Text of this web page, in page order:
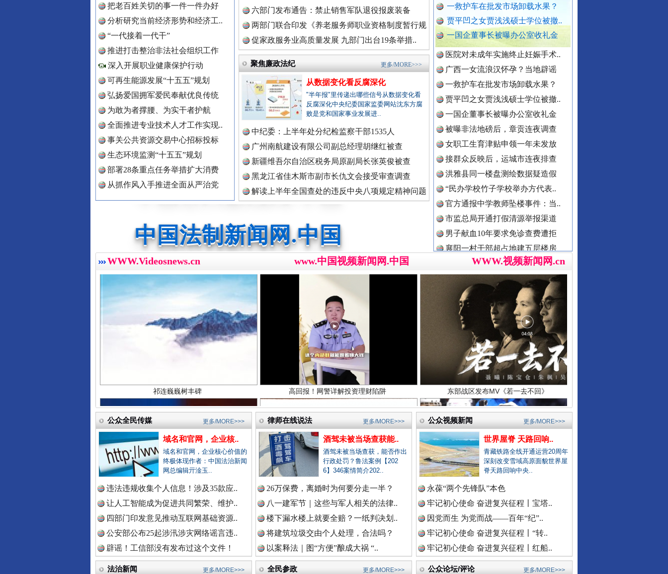
一救护车在批发市场卸载水果？
贾平凹之女贾浅浅硕士学位被撤..
一国企董事长被曝办公室收礼金
官方通报“楼盘雕花侵权LV被起..
医院对未成年实施终止妊娠手术..
广西一女流浪汉怀孕？当地辟谣
一救护车在批发市场卸载水果？
贾平凹之女贾浅浅硕士学位被撤..
一国企董事长被曝办公室收礼金
被曝非法地磅后，章贡连夜调查
女职工生育津贴申领一年未发放
接群众反映后，运城市连夜排查
洪雅县同一楼盘测绘数据疑造假
“民办学校竹子学校举办方代表..
官方通报中学教师坠楼事件：当..
市监总局开通打假清源举报渠道
男子献血10年要求免诊查费遭拒
襄阳一村干部超占地建五层楼房
西北大学通报“教师贾某某涉嫌..
郴州市通报烟花零售店燃爆事件
不准学生带手纸入厕？教委回应
湖南卫健委通报“研究生失联”
县委书记在评论区回复网友诉求
居民在农业农村局上厕所遭辱骂
公立医院医生未完成创收被待岗..
郏县通报"15岁女孩被当街暴打"..
宁波通报患儿术后离世医疗事件
襄阳多家精神病医院被曝骗医保
成都成华区深夜通报"非遗"乱象..
官方通报国企董事长打人被拘
找国土所所长办事被借68万元？
公务员考生笔试面试第一落选？
中标公告套网络人名，湖北通报
南宁通报“一教师脚踢小学生”
周知！公安部这个举报平台上线..
村民“从小被父母砍手割耳”？
民警走访吓得家里老人欲轻生？
安徽颍上县红星镇发布道歉声明
医院弄错CT女子被误诊“绝症”
驾车致4死,审理时开贫困证明？
濉溪县通报黑臭水体流入农灌区
把老百姓关切的事一件一件办好
分析研究当前经济形势和经济工..
“一代接着一代干”
推进打击整治非法社会组织工作
深入开展职业健康保护行动
可再生能源发展“十五五”规划
弘扬爱国拥军爱民奉献优良传统
为敢为者撑腰、为实干者护航
全面推进专业技术人才工作实现..
事关公共资源交易中心招标投标
生态环境监测“十五五”规划
部署28条重点任务举措扩大消费
从抓作风入手推进全面从严治党
布
六部门发布通告：禁止销售军队退役报废装备
两部门联合印发《养老服务师职业资格制度暂行规
定》
促家政服务业高质量发展 九部门出台19条举措..
聚焦廉政法纪
从数据变化看反腐深化
"半年报"里传递出哪些信号从数据变化看
反腐深化中央纪委国家监委网站沈东方腐
败是党和国家事业发展进..
中纪委：上半年处分纪检监察干部1535人
广州南航建设有限公司副总经理胡继红被查
新疆维吾尔自治区税务局原副局长张英俊被查
黑龙江省佳木斯市副市长仇文会接受审查调查
解读上半年全国查处的违反中央八项规定精神问题
更多/MORE>>>
中国全民新闻网.中国
中国公众新闻网.中国
中国公民新闻网.中国
中国公共新闻网.中国
中国法制新闻网.中国
中国法治新闻网.中国
中国法院新闻网.中国
中国检察新闻网.中国
中国医药新闻网.中国
中国企业新闻网.中国
中国农业新闻网.中国
中国视频新闻网.中国
WWW.Videosnews.cn www.中国视频新闻网.中国 WWW.视频新闻网.cn
红船起航处 潮起向未来 广州首例，负责人莫某某被刑拘 导游发烟没安好心
三年瞒报超千万 隐匿收入偷税被查处.. “道具工厂”背后 总书记心中的头等大事
祁连巍巍树丰碑 高回报！网警详解投资理财陷阱 东部战区发布MV《若一去不回》
一枚“钉子”竟然扎入要害部门 生态调度“流量密码” 总书记与全民健身的故事
公众全民传媒
域名和官网，企业核..
域名和官网，企业核心价值的
终极体现作者：中国法治新闻
网总编辑亓淦玉..
违法违规收集个人信息！涉及35款应..
让人工智能成为促进共同繁荣、维护..
四部门印发意见推动互联网基础资源..
公安部公布25起涉汛涉灾网络谣言违..
辟谣！工信部没有发布过这个文件！
更多/MORE>>> 律师在线说法
酒驾未被当场查获能..
酒驾未被当场查获，能否作出
行政处罚？鲁法案例【202
6】346案情简介202..
26万保费，离婚时为何要分走一半？
八一建军节｜这些与军人相关的法律..
楼下漏水楼上就要全赔？一纸判决划..
将建筑垃圾交由个人处理，合法吗？
以案释法｜图“方便”酿成大祸 “..
更多/MORE>>> 公众视频新闻
世界屋脊 天路回响..
青藏铁路全线开通运营20周年
深刻改变雪域高原面貌世界屋
脊天路回响中央..
永葆“两个先锋队”本色
牢记初心使命 奋进复兴征程丨宝塔..
因党而生 为党而战——百年“纪”..
牢记初心使命 奋进复兴征程丨“转..
牢记初心使命 奋进复兴征程丨红船..
更多/MORE>>>
法治新闻 更多/MORE>>> 全民参政 更多/MORE>>> 公众论坛/评论 更多/MORE>>>